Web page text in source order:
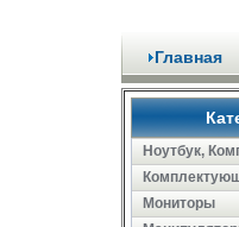
Главная
Ноутбук,
Мониторы